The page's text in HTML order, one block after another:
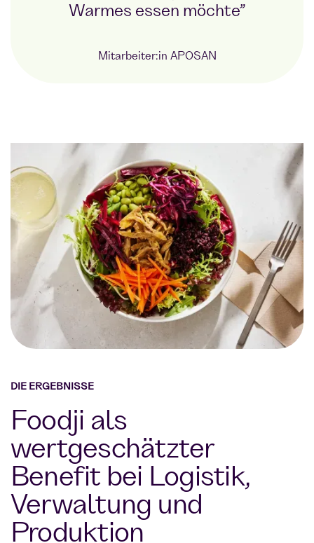
Warmes essen möchte”
Mitarbeiter:in APOSAN
DIE ERGEBNISSE
Foodji als
wertgeschätzter
Benefit bei Logistik,
Verwaltung und
Produktion